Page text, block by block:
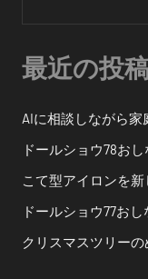
最近の投
AIに相談しながら
ドールショウ78おし
こて型アイロンを
ドールショウ77おし
クリスマスツリー